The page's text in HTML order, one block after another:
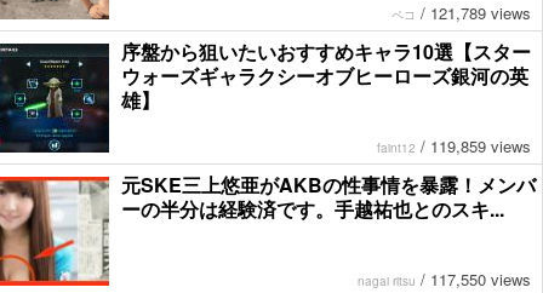
ペコ / 121,789 views
序盤から狙いたいおすすめキャラ10選【スター
ウォーズギャラクシーオブヒーローズ銀河の英
雄】
faint12 / 119,859 views
元SKE三上悠亜がAKBの性事情を暴露！メンバ
ーの半分は経験済です。手越祐也とのスキ...
nagai ritsu / 117,550 views